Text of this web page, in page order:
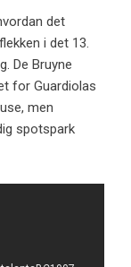
det
i det 13.
De Bruyne
for Guardiolas
men
spotspark